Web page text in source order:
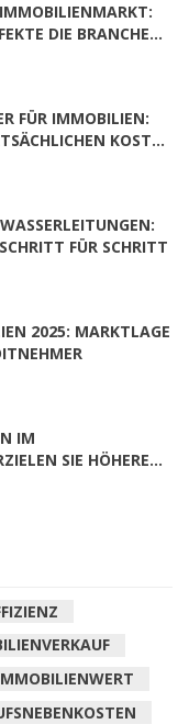
DIE BRANCHE
FÜR IMMOBILIEN:
KOSTEN
FÜR SCHRITT
2025: MARKTLAGE
IM
SIE HÖHERE